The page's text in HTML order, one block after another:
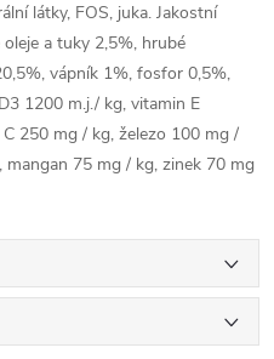
látky, FOS, juka. Jakostní
a tuky 2,5%, hrubé
vápník 1%, fosfor 0,5%,
1200 m.j./ kg, vitamin E
250 mg / kg, železo 100 mg /
75 mg / kg, zinek 70 mg